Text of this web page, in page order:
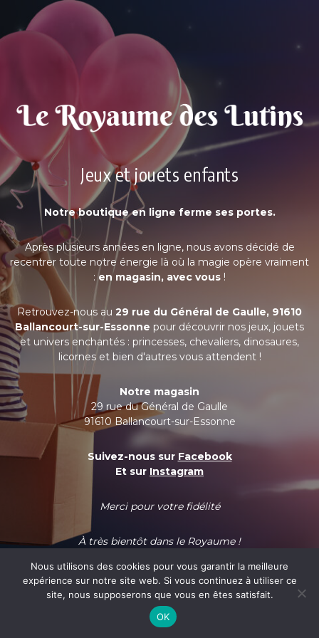
Jeux et jouets enfants
Notre boutique en ligne ferme ses portes.
Après plusieurs années en ligne, nous avons décidé de
recentrer toute notre énergie là où la magie opère vraiment
:en magasin, avec vous !
Retrouvez-nous au 29 rue du Général de Gaulle, 91610
Ballancourt-sur-Essonne pour découvrir nos jeux, jouets
et univers enchantés : princesses, chevaliers, dinosaures,
licornes et bien d'autres vous attendent !
Notre magasin
29 rue du Général de Gaulle
91610 Ballancourt-sur-Essonne
Suivez-nous sur Facebook
Et sur Instagram
Merci pour votre fidélité
À très bientôt dans le Royaume !
Nous utilisons des cookies pour vous garantir la meilleure
expérience sur notre site web. Si vous continuez à utiliser ce
site, nous supposerons que vous en êtes satisfait.
OK